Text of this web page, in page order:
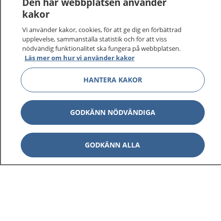
På 1177.se får du råd om hälsa och information om
sjukdomar och vilka mottagningar du kan kontakta.
Logga in för att läsa din journal och göra dina
vårdärenden. Ring telefonnummer 1177 för
sjukvårdsrådgivning dygnet runt.
1177 ger dig råd när du vill må bättre.
1177 på flera språk Visa
kakor
Vi använder kakor, cookies, för att ge dig en förbättrad
upplevelse, sammanställa statistik och för att viss
nödvändig funktionalitet ska fungera på webbplatsen.
Läs mer om hur vi använder kakor
HANTERA KAKOR
GODKÄNN NÖDVÄNDIGA
GODKÄNN ALLA